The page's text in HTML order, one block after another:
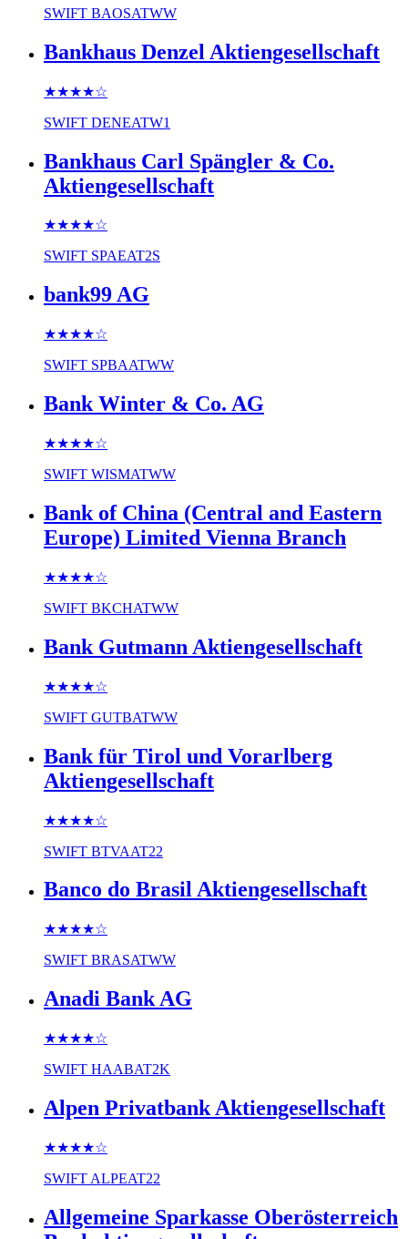
SWIFT BAOSATWW
Bankhaus Denzel Aktiengesellschaft
★★★★☆
SWIFT DENEATW1
Bankhaus Carl Spängler & Co.
Aktiengesellschaft
★★★★☆
SWIFT SPAEAT2S
bank99 AG
★★★★☆
SWIFT SPBAATWW
Bank Winter & Co. AG
★★★★☆
SWIFT WISMATWW
Bank of China (Central and Eastern
Europe) Limited Vienna Branch
★★★★☆
SWIFT BKCHATWW
Bank Gutmann Aktiengesellschaft
★★★★☆
SWIFT GUTBATWW
Bank für Tirol und Vorarlberg
Aktiengesellschaft
★★★★☆
SWIFT BTVAAT22
Banco do Brasil Aktiengesellschaft
★★★★☆
SWIFT BRASATWW
Anadi Bank AG
★★★★☆
SWIFT HAABAT2K
Alpen Privatbank Aktiengesellschaft
★★★★☆
SWIFT ALPEAT22
Allgemeine Sparkasse Oberösterreich